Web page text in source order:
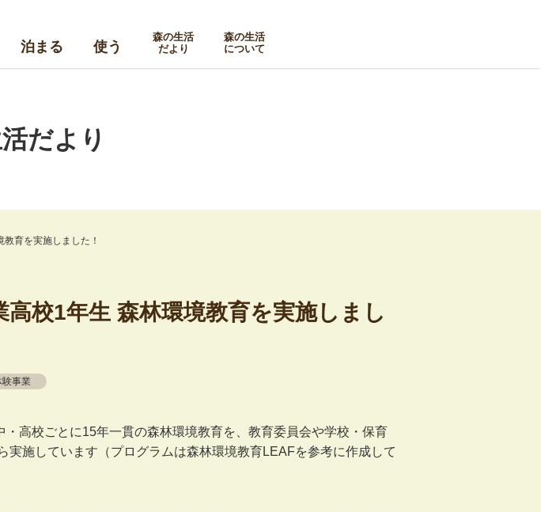
泊まる 使う
森の生活
だより
森の生活
について
育を実施しました！
校1年生 森林環境教育を実施しまし
験事業
・高校ごとに15年一貫の森林環境教育を、教育委員会や学校・保育
実施しています（プログラムは森林環境教育LEAFを参考に作成して